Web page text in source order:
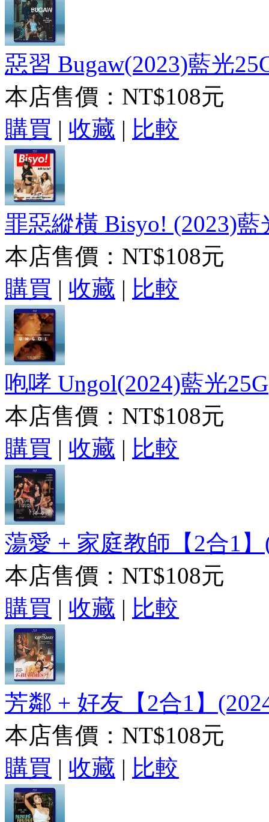
惡習 Bugaw(2023)藍光
本店售價： NT$108元
購買 | 收藏 | 比較
罪惡縱橫 Bisyo! (2023)藍
本店售價： NT$108元
購買 | 收藏 | 比較
咆哮 Ungol(2024)藍光25G
本店售價： NT$108元
購買 | 收藏 | 比較
蕩愛 + 家庭教師【2合1
本店售價： NT$108元
購買 | 收藏 | 比較
芳鄰 + 好友【2合1】
本店售價： NT$108元
購買 | 收藏 | 比較